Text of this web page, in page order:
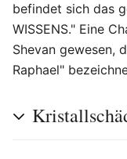
befindet sich das
WISSENS." Eine
Shevan gewesen,
Raphael"